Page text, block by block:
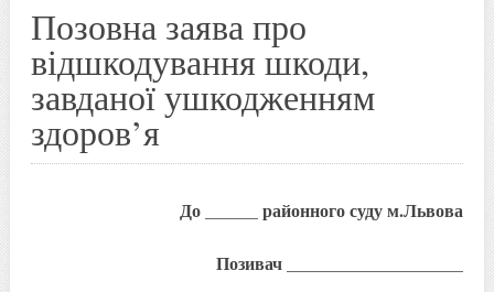
Позовна заява про
відшкодування шкоди,
завданої ушкодженням
здоров’я
До ______ районного суду м.Львова
Позивач ____________________